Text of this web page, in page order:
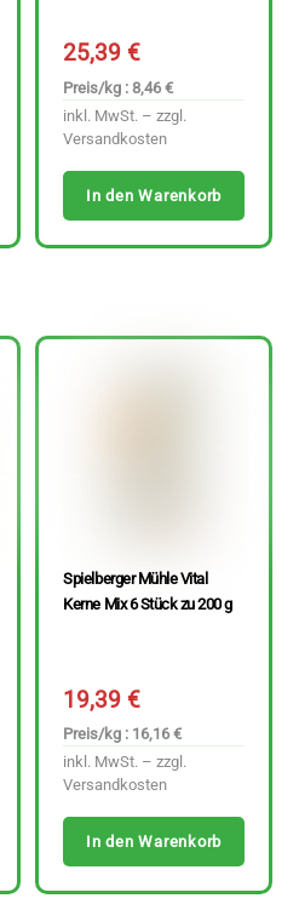
25,39€
Preis/kg : 8,46 €
inkl. MwSt. – zzgl.
Versandkosten
In den Warenkorb
Spielberger Mühle Vital
Kerne Mix 6 Stück zu 200 g
19,39€
Preis/kg : 16,16 €
inkl. MwSt. – zzgl.
Versandkosten
In den Warenkorb